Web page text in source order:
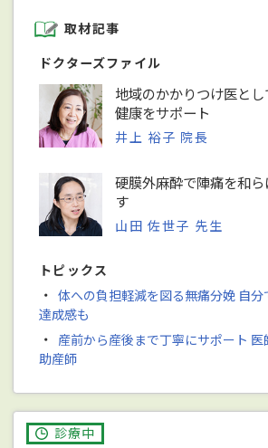
取材記事
ドクターズファイル
地域のかかりつけ医と
健康をサポート
井上 裕子 院長
硬膜外麻酔で陣痛を和
す
山田 佐世子 先生
トピックス
・ 体への負担軽減を図る無痛分娩 自分
達成感も
・ 産前から産後まで丁寧にサポート
助産師
診療中